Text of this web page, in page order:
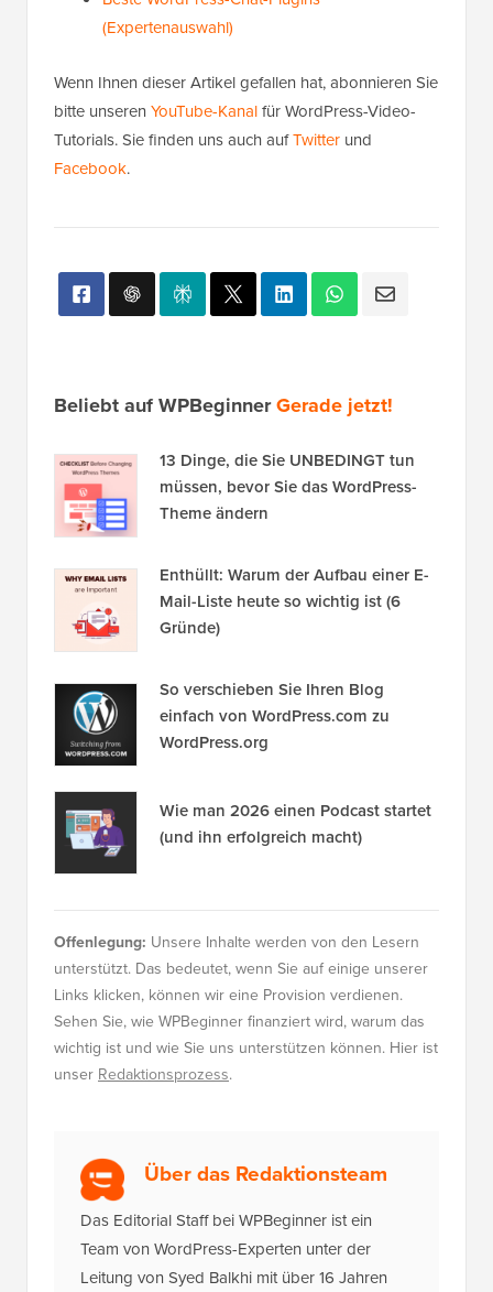
(Expertenauswahl)
Wenn Ihnen dieser Artikel gefallen hat, abonnieren Sie
bitte unseren YouTube-Kanalfür WordPress-Video-
Tutorials. Sie finden uns auch aufTwitter und
Facebook.
Beliebt auf WPBeginnerGerade jetzt!
13 Dinge, die Sie UNBEDINGT tun
müssen, bevor Sie das WordPress-
Theme ändern
Enthüllt: Warum der Aufbau einer E-
Mail-Liste heute so wichtig ist (6
Gründe)
So verschieben Sie Ihren Blog
einfach von WordPress.com zu
WordPress.org
Wie man 2026 einen Podcast startet
(und ihn erfolgreich macht)
Offenlegung: Unsere Inhalte werden von den Lesern
unterstützt. Das bedeutet, wenn Sie auf einige unserer
Links klicken, können wir eine Provision verdienen.
Sehen Sie, wie WPBeginner finanziert wird, warum das
wichtig ist und wie Sie uns unterstützen können. Hier ist
unser Redaktionsprozess.
Über das Redaktionsteam
Das Editorial Staff bei WPBeginner ist ein
Team von WordPress-Experten unter der
Leitung von Syed Balkhi mit über 16 Jahren